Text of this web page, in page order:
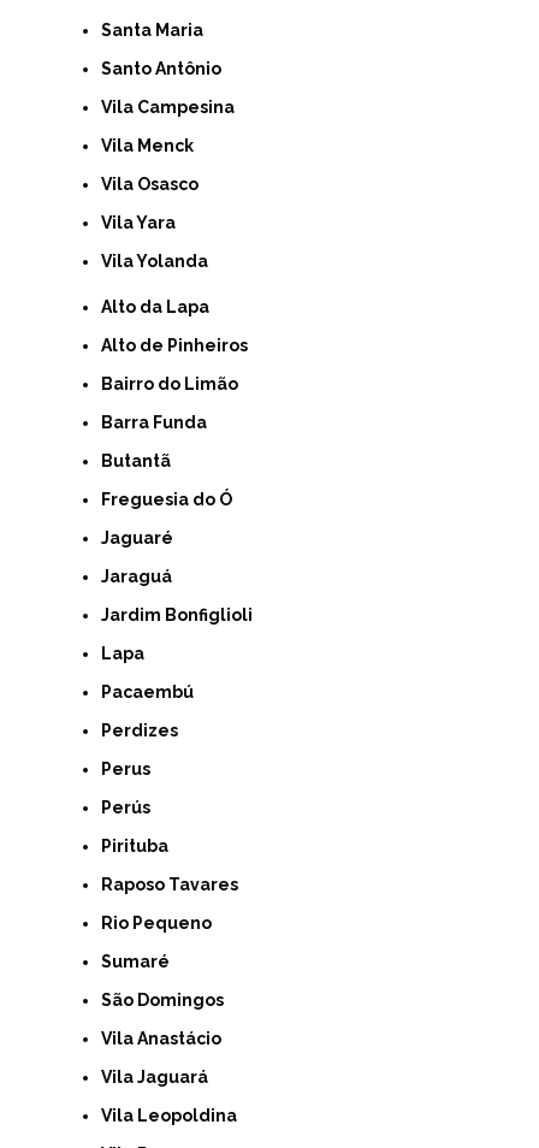
Santa Maria
Santo Antônio
Vila Campesina
Vila Menck
Vila Osasco
Vila Yara
Vila Yolanda
Alto da Lapa
Alto de Pinheiros
Bairro do Limão
Barra Funda
Butantã
Freguesia do Ó
Jaguaré
Jaraguá
Jardim Bonfiglioli
Lapa
Pacaembú
Perdizes
Perus
Perús
Pirituba
Raposo Tavares
Rio Pequeno
Sumaré
São Domingos
Vila Anastácio
Vila Jaguará
Vila Leopoldina